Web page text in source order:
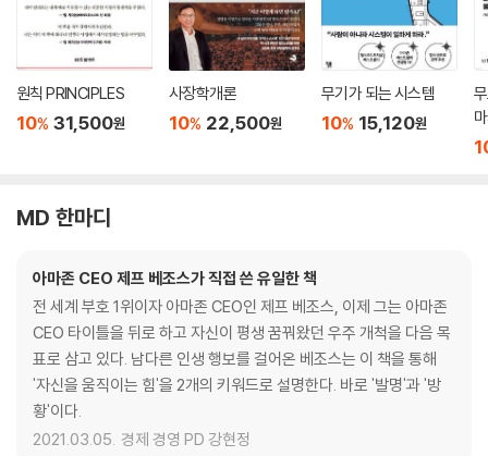
원칙 PRINCIPLES
10% 31,500원
사장학개론
10% 22,500원
무기가 되는 시스템
10% 15,120원
MD 한마디
아마존 CEO 제프 베조스가 직접 쓴 유일한 책
전 세계 부호 1위이자 아마존 CEO인 제프 베조스, 이제 그는 아마존
CEO 타이틀을 뒤로 하고 자신이 평생 꿈꿔왔던 우주 개척을 다음 목
표로 삼고 있다. 남다른 인생 행보를 걸어온 베조스는 이 책을 통해
'자신을 움직이는 힘'을 2개의 키워드로 설명한다. 바로 '발명'과 '방
황'이다.
2021.03.05. 경제 경영 PD 강현정